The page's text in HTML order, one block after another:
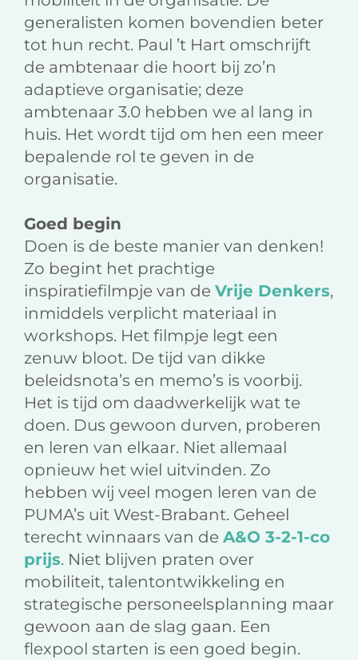
generalisten komen bovendien beter
tot hun recht. Paul ’t Hart omschrijft
de ambtenaar die hoort bij zo’n
adaptieve organisatie; deze
ambtenaar 3.0 hebben we al lang in
huis. Het wordt tijd om hen een meer
bepalende rol te geven in de
organisatie.
Goed begin
Doen is de beste manier van denken!
Zo begint het prachtige
inspiratiefilmpje van de Vrije Denkers,
inmiddels verplicht materiaal in
workshops. Het filmpje legt een
zenuw bloot. De tijd van dikke
beleidsnota’s en memo’s is voorbij.
Het is tijd om daadwerkelijk wat te
doen. Dus gewoon durven, proberen
en leren van elkaar. Niet allemaal
opnieuw het wiel uitvinden. Zo
hebben wij veel mogen leren van de
PUMA’s uit West-Brabant. Geheel
terecht winnaars van de A&O 3-2-1-co
prijs. Niet blijven praten over
mobiliteit, talentontwikkeling en
strategische personeelsplanning maar
gewoon aan de slag gaan. Een
flexpool starten is een goed begin.